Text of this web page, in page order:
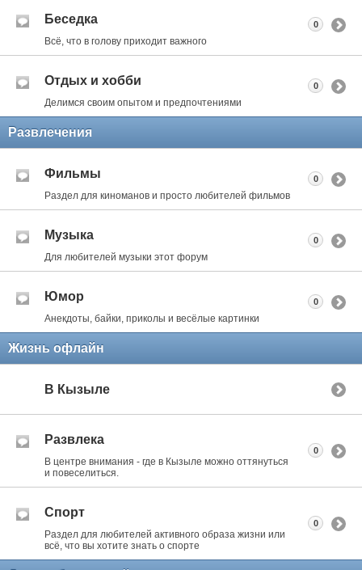
Беседка
Всё, что в голову приходит важного
0
Отдых и хобби
Делимся своим опытом и предпочтениями
0
Развлечения
Фильмы
Раздел для киноманов и просто любителей фильмов
0
Музыка
Для любителей музыки этот форум
0
Юмор
Анекдоты, байки, приколы и весёлые картинки
0
Жизнь офлайн
В Кызыле
Развлека
В центре внимания - где в Кызыле можно оттянуться
и повеселиться.
0
Спорт
Раздел для любителей активного образа жизни или
всё, что вы хотите знать о спорте
0